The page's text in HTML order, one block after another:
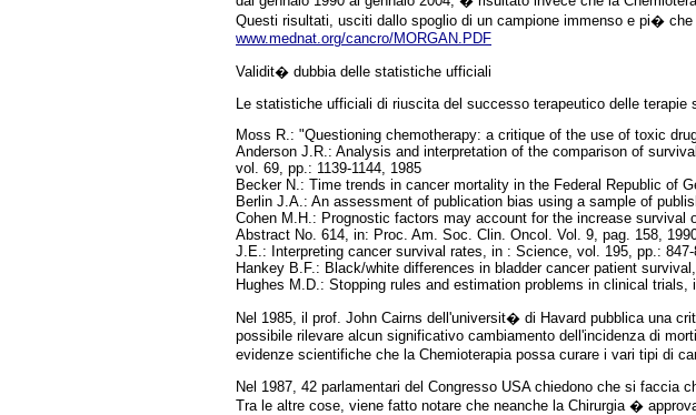
Questi risultati, usciti dallo spoglio di un campione immenso e pi�
www.mednat.org/cancro/MORGAN.PDF
Validit� dubbia delle statistiche ufficiali
Le statistiche ufficiali di riuscita del successo terapeutico delle terapie
Moss R.: "Questioning chemotherapy: a critique of the use of toxic
Anderson J.R.: Analysis and interpretation of the comparison of
vol. 69, pp.: 1139-1144, 1985
Becker N.: Time trends in cancer mortality in the Federal Republic of
Berlin J.A.: An assessment of publication bias using a sample of
Cohen M.H.: Prognostic factors may account for the increase survival
Abstract No. 614, in: Proc. Am. Soc. Clin. Oncol. Vol. 9, pag. 158,
J.E.: Interpreting cancer survival rates, in : Science, vol. 195, pp.: 847-
Hankey B.F.: Black/white differences in bladder cancer patient
Hughes M.D.: Stopping rules and estimation problems in clinical
Nel 1985, il prof. John Cairns dell'universit� di Havard pubblica una
possibile rilevare alcun significativo cambiamento dell'incidenza di
evidenze scientifiche che la Chemioterapia possa curare i vari tipi di
Nel 1987, 42 parlamentari del Congresso USA chiedono che si faccia
Tra le altre cose, viene fatto notare che neanche la Chirurgia �